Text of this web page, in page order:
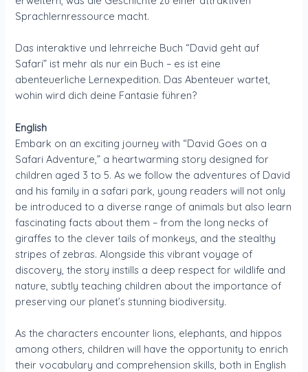
Sprachlernressource macht.
Das interaktive und lehrreiche Buch “David geht auf
Safari” ist mehr als nur ein Buch – es ist eine
abenteuerliche Lernexpedition. Das Abenteuer wartet,
wohin wird dich deine Fantasie führen?
English
Embark on an exciting journey with “David Goes on a
Safari Adventure,” a heartwarming story designed for
children aged 3 to 5. As we follow the adventures of David
and his family in a safari park, young readers will not only
be introduced to a diverse range of animals but also learn
fascinating facts about them – from the long necks of
giraffes to the clever tails of monkeys, and the stealthy
stripes of zebras. Alongside this vibrant voyage of
discovery, the story instills a deep respect for wildlife and
nature, subtly teaching children about the importance of
preserving our planet’s stunning biodiversity.
As the characters encounter lions, elephants, and hippos
among others, children will have the opportunity to enrich
their vocabulary and comprehension skills, both in English